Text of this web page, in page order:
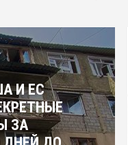
И ЕС
ЗА